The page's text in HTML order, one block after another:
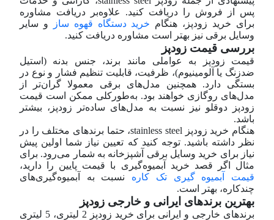
پس از فروش را دریافت کنید. علاوه‌بر دریافت مشاوره
برای خرید زودپز، هنگام خريد دستگاه قهوه ساز
و سایر
وسایل برقی نیز بهتر است مشاوره دریافت کنید.
بررسی قیمت زودپز
قیمت زودپز به عواملی مانند برند، جنس بدنه (استیل
ضدزنگ یا آلومینیوم)، ظرفیت، قابلیت تنظیم فشار و نوع در
بستگی دارد. همچنین مدل‌های برقی معمولا گران‌تر از
مدل‌های روگازی خواهند بود. به‌طورکلی ممکن است قیمت
زودپز دوقلو نیز نسبت به مدل‌های ساده‌تر زودپز، بیشتر
باشد.
هنگام خرید زودپز stainless steel، حتما برندهای مختلف را در
نظر داشته باشید. توجه کنید که تعیین نیاز شما اولین پیش
نیاز برای خرید وسایل برقی آشپزخانه به شمار می‌رود. برای
مثال اگر قصد خرید آبمیوه‌گیری با قیمت پایین را دارید،
قیمت آبمیوه گیری تک کاره نسبت به آبمیوه‌گیری‌های
چندکاره، بهتر است.
بهترین برندهای ایرانی و خارجی زودپز
برندهای خارجی و ایرانی برای خرید زودپز 2 لیتری، 5 لیتری